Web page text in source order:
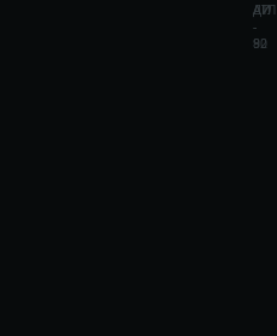
АИ
-
80
АИ
-
92
ДТЛ